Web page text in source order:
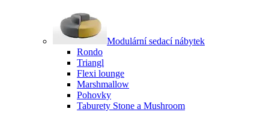
Modulární sedací nábytek
Rondo
Triangl
Flexi lounge
Marshmallow
Pohovky
Taburety Stone a Mushroom